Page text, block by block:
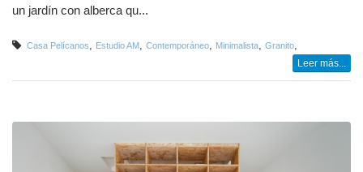
un jardín con alberca qu...
Casa Pelícanos, Estudio AM, Contemporáneo, Minimalista, Granito,
Leer más...